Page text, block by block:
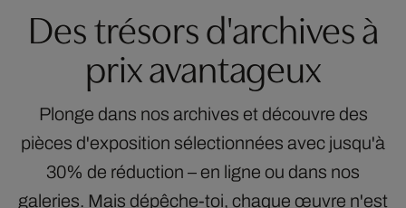
Des trésors d'archives à
prix avantageux
Plonge dans nos archives et découvre des
pièces d'exposition sélectionnées avec jusqu'à
30% de réduction – en ligne ou dans nos
galeries. Mais dépêche-toi, chaque œuvre n'est